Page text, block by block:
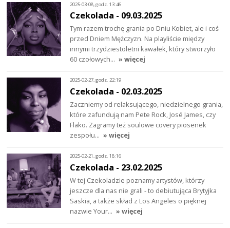
2025-03-08, godz. 13:46
Czekolada - 09.03.2025
Tym razem trochę grania po Dniu Kobiet, ale i coś
przed Dniem Mężczyzn. Na playliście między
innymi trzydziestoletni kawałek, który stworzyło
60 czołowych… » więcej
2025-02-27, godz. 22:19
Czekolada - 02.03.2025
Zaczniemy od relaksującego, niedzielnego grania,
które zafundują nam Pete Rock, José James, czy
Flako. Zagramy też soulowe covery piosenek
zespołu… » więcej
2025-02-21, godz. 18:16
Czekolada - 23.02.2025
W tej Czekoladzie poznamy artystów, którzy
jeszcze dla nas nie grali - to debiutująca Brytyjka
Saskia, a także skład z Los Angeles o pięknej
nazwie Your… » więcej